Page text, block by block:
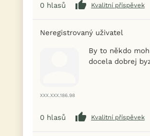
0 hlasů Kvalitní příspěvek
Neregistrovaný uživatel
XXX.XXX.186.98
By to někdo
docela dobrej
0 hlasů Kvalitní příspěvek